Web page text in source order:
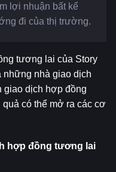
lợi nhuận bất kể
đi của thị trường.
tương lai của Story
những nhà giao dịch
giao dịch hợp đồng
có thể mở ra các cơ
hợp đồng tương lai